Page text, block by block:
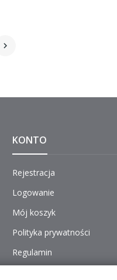

KONTO
Rejestracja
Logowanie
Mój koszyk
Polityka prywatności
Regulamin